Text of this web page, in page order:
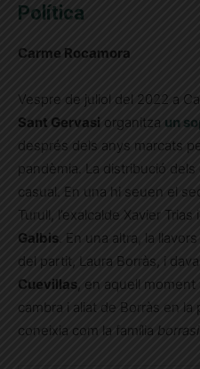
Política
Carme Rocamora
Vespre de juliol del 2022 a
Sant Gervasi organitza un
després dels anys marcats
pandèmia. La distribució
casual. En una hi seuen el
Turull , l’exalcalde Xavier Trias
Galbis . En una altra, la
del partit,
Laura Borràs , i
Cuevillas , en aquell
cambra i aliat de Borràs en
coneixia com la família